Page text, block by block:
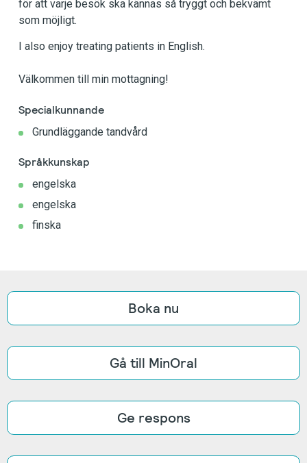
för att varje besök ska kännas så tryggt och bekvämt
som möjligt.
I also enjoy treating patients in English.
Välkommen till min mottagning!
Specialkunnande
Grundläggande tandvård
Språkkunskap
engelska
engelska
finska
Boka nu
Gå till MinOral
Ge respons